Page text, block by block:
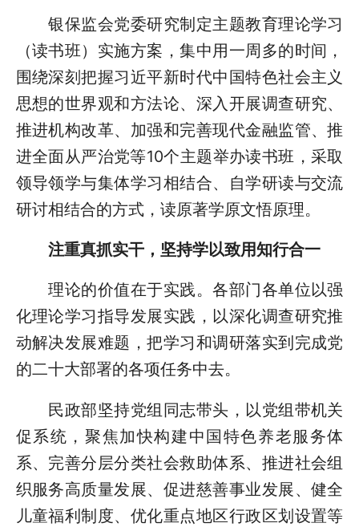
银保监会党委研究制定主题教育理论学习
（读书班）实施方案，集中用一周多的时间，
围绕深刻把握习近平新时代中国特色社会主义
思想的世界观和方法论、深入开展调查研究、
推进机构改革、加强和完善现代金融监管、推
进全面从严治党等10个主题举办读书班，采取
领导领学与集体学习相结合、自学研读与交流
研讨相结合的方式，读原著学原文悟原理。
注重真抓实干，坚持学以致用知行合一
理论的价值在于实践。各部门各单位以强
化理论学习指导发展实践，以深化调查研究推
动解决发展难题，把学习和调研落实到完成党
的二十大部署的各项任务中去。
民政部坚持党组同志带头，以党组带机关
促系统，聚焦加快构建中国特色养老服务体
系、完善分层分类社会救助体系、推进社会组
织服务高质量发展、促进慈善事业发展、健全
儿童福利制度、优化重点地区行政区划设置等